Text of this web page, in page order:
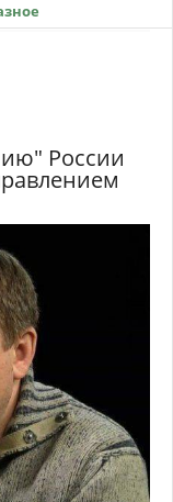
России